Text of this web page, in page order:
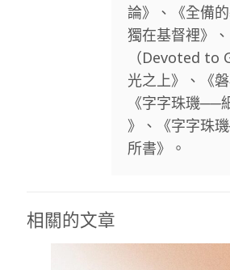
論》、《全備
獨在基督裡》
（Devoted to
光之上》、《
《字字珠璣──
》、《字字珠
所書》。
相關的文章